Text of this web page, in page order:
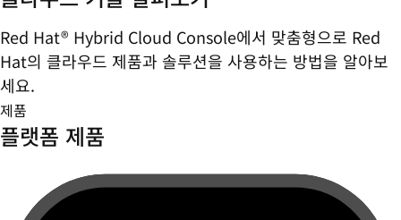
Red Hat® Hybrid Cloud Console에서 맞춤형으로 Red
Hat의 클라우드 제품과 솔루션을 사용하는 방법을 알아보
세요.
제품
플랫폼 제품